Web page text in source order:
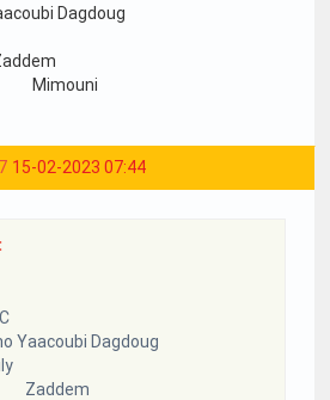
Dagdoug
15-02-2023 07:44
Yaacoubi Dagdoug